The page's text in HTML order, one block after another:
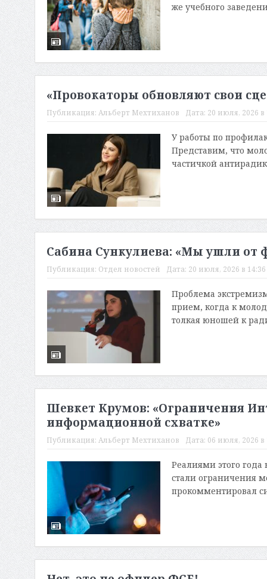
же учебного
«Провокаторы обновляют свои
Публикация:Альберт Мехтиханов Дата: 20 июля, 2026 в
У работы по
Представим, что
частичкой
Сабина Сункулиева: «Мы ушли от
Публикация: Отдел новостей Дата: 20 июля, 2026 в 14:36
Проблема
прием, когда к
толкая юношей к
Шевкет Крумов: «Ограничения
информационной схватке»
Публикация:Альберт Мехтиханов Дата: 06 июля, 2026 в
Реалиями этого года
стали ограничения
прокомментировал